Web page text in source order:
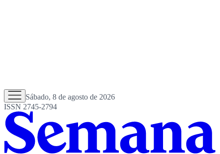
Sábado, 8 de agosto de 2026
ISSN 2745-2794